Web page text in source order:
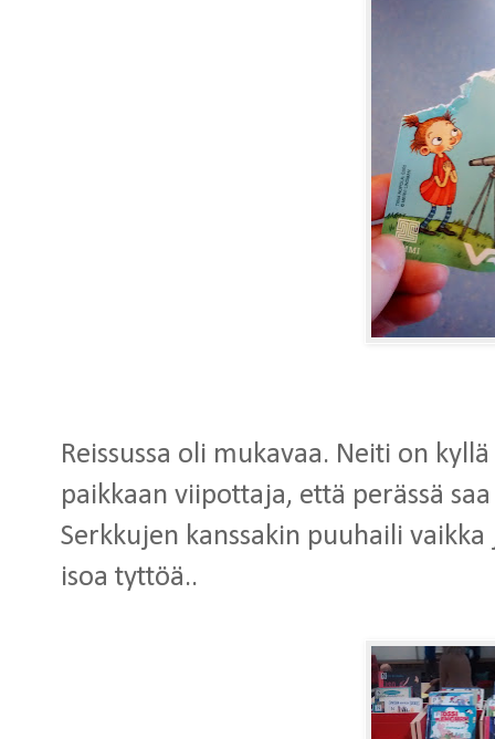
Reissussa oli mukavaa. Neiti on
paikkaan viipottaja, että perässä
Serkkujen kanssakin puuhaili
isoa tyttöä..